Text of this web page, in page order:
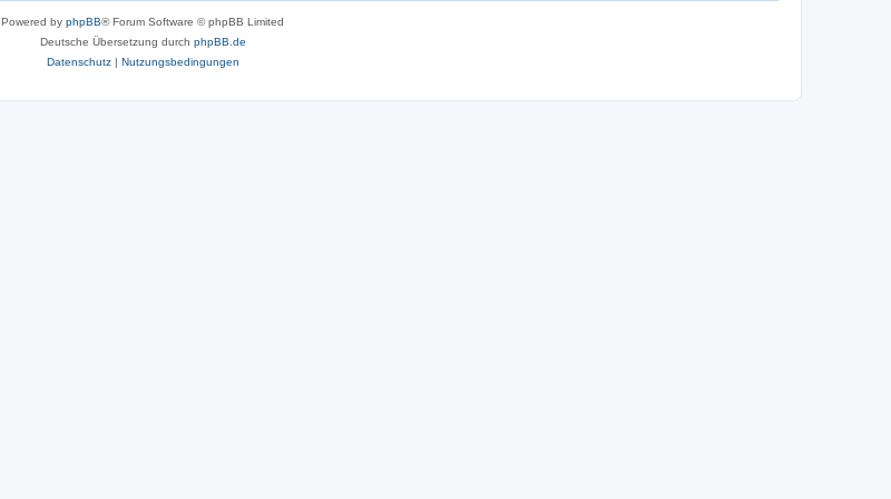
Powered by phpBB® Forum Software © phpBB Limited
Deutsche Übersetzung durch phpBB.de
Datenschutz| Nutzungsbedingungen